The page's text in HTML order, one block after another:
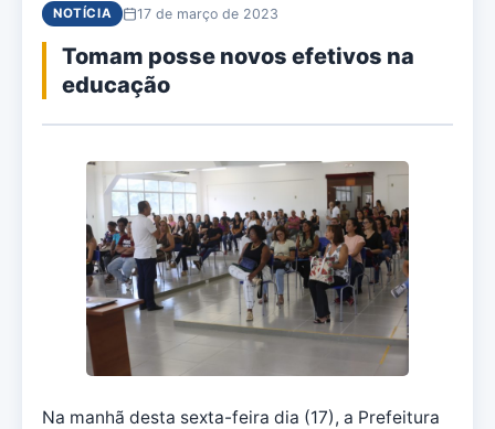
NOTÍCIA 17 de março de 2023
Tomam posse novos efetivos na
educação
Na manhã desta sexta-feira dia (17), a Prefeitura